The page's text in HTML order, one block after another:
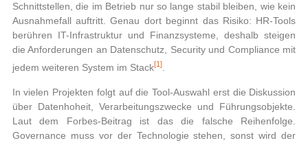
Schnittstellen, die im Betrieb nur so lange stabil bleiben, wie kein
Ausnahmefall auftritt. Genau dort beginnt das Risiko: HR-Tools
berühren IT-Infrastruktur und Finanzsysteme, deshalb steigen
die Anforderungen an Datenschutz, Security und Compliance mit
jedem weiteren System im Stack[1].
In vielen Projekten folgt auf die Tool-Auswahl erst die Diskussion
über Datenhoheit, Verarbeitungszwecke und Führungsobjekte.
Laut dem Forbes-Beitrag ist das die falsche Reihenfolge.
Governance muss vor der Technologie stehen, sonst wird der